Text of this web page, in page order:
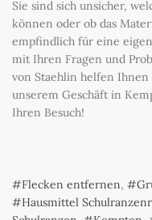
Sie sind sich unsicher,
können oder ob das
empfindlich für eine
mit Ihren Fragen und
von Staehlin helfen
unserem Geschäft in
Ihren Besuch!
Flecken entfernen,
Hausmittel